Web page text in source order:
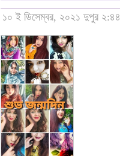
১০ ই ডিসেম্বর, ২০২১ দুপুর ২:৪৪